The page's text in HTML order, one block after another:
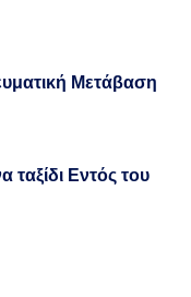
Μετάβαση
ταξίδι Εντός του